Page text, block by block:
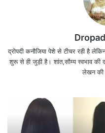
1. पैसा और रिश्तों की
पैसा अक्सर रिश्तों की असली
है। जब जीवन में आर्थिक
द्रोपदी कनौजिया पेशे से टीचर रही है
शुरू से ही जुड़ी है। शांत,सौम्य स्वभाव की
लेखन की